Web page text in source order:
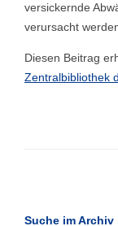
versickernde
verursacht
Diesen Beitrag
Zentralbibliothek
Suche im Archiv